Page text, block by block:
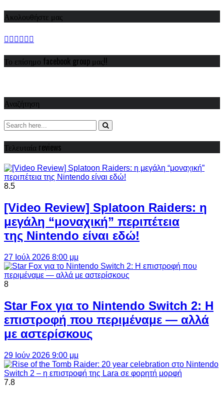
Ακολουθήστε μας
Το επίσημο facebook group μας!!
Αναζήτηση
Τελευταία reviews
8.5
[Video Review] Splatoon Raiders: η
μεγάλη “μοναχική” περιπέτεια
της Nintendo είναι εδώ!
27 Ιούλ 2026 8:00 μμ
8
Star Fox για το Nintendo Switch 2: Η
επιστροφή που περιμέναμε — αλλά
με αστερίσκους
29 Ιούν 2026 9:00 μμ
7.8